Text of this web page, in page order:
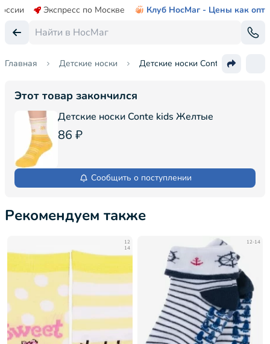
Экспресс по Москве Клуб НосМаг - Цены как опт
Главная Детские носки Детские носки Conte kids
Этот товар закончился
Детские носки Conte kids Желтые
86 ₽
Сообщить о поступлении
Рекомендуем также
12
14
12-14